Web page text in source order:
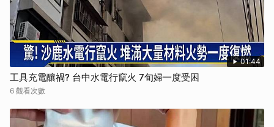
01:44
工具充電釀禍? 台中水電行竄火 7旬婦一度受困
6 觀看次數